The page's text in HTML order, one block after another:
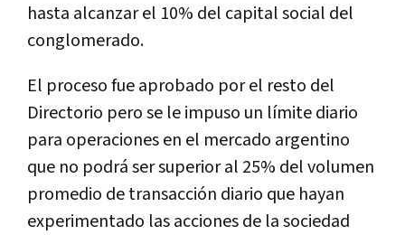
hasta alcanzar el 10% del capital social del
conglomerado.
El proceso fue aprobado por el resto del
Directorio pero se le impuso un límite diario
para operaciones en el mercado argentino
que no podrá ser superior al 25% del volumen
promedio de transacción diario que hayan
experimentado las acciones de la sociedad